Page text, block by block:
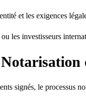
et les exigences
les investisseurs
signés, le processus